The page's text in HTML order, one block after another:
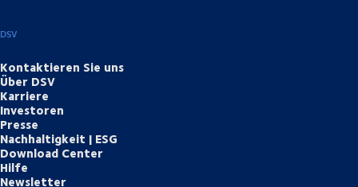
DSV
Kontaktieren Sie uns
Über DSV
Karriere
Investoren
Presse
Nachhaltigkeit | ESG
Download Center
Hilfe
Newsletter